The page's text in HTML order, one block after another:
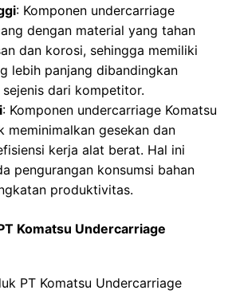
: Komponen undercarriage
dengan material yang tahan
dan korosi, sehingga memiliki
lebih panjang dibandingkan
dari kompetitor.
: Komponen undercarriage Komatsu
meminimalkan gesekan dan
kerja alat berat. Hal ini
pengurangan konsumsi bahan
produktivitas.
Komatsu Undercarriage
PT Komatsu Undercarriage